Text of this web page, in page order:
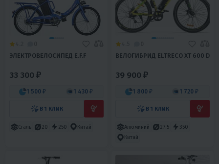
ЭЛЕКТРОВЕЛОСИПЕД E.F.F
33 300 ₽
1 500 ₽ 1 430 ₽
В 1 КЛИК
Сталь 20 250 Китай
ВЕЛОГИБРИД ELTRECO XT 600 D
39 900 ₽
1 800 ₽ 1 720 ₽
В 1 КЛИК
Алюминий 27.5
350
Китай